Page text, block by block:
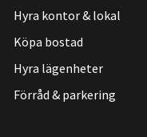
Hyra kontor & lokal
Köpa bostad
Hyra lägenheter
Förråd & parkering